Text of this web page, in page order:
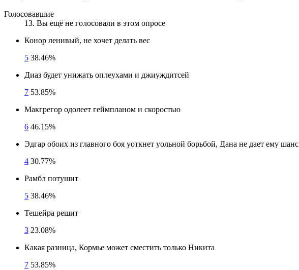
Голосовавшие
13. Вы ещё не голосовали в этом опросе
Конор ленивый, не хочет делать вес
5 38.46%
Диаз будет унижать оплеухами и джиуждитсей
7 53.85%
Макгрегор одолеет геймпланом и скоростью
6 46.15%
Эдгар обоих из главного боя уоткнет уольной борьбой, Дана не дает ему шанс
4 30.77%
Рамбл потушит
5 38.46%
Тешейра решит
3 23.08%
Какая разница, Кормье может сместить только Никита
7 53.85%